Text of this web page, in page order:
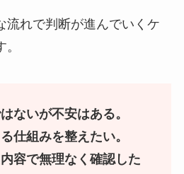
流れで判断が進んでいくケ
ないが不安はある。
仕組みを整えたい。
容で無理なく確認した